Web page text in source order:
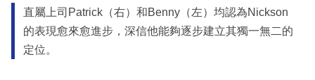
直屬上司Patrick（右）和Benny（左）均認為Nickson
的表現愈來愈進步，深信他能夠逐步建立其獨一無二的
定位。